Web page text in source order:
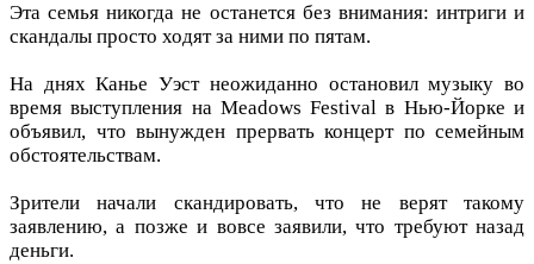
Эта семья никогда не останется без внимания: интриги и
скандалы просто ходят за ними по пятам.
На днях Канье Уэст неожиданно остановил музыку во
время выступления на Meadows Festival в Нью-Йорке и
объявил, что вынужден прервать концерт по семейным
обстоятельствам.
Зрители начали скандировать, что не верят такому
заявлению, а позже и вовсе заявили, что требуют назад
деньги.